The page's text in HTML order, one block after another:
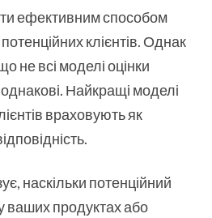
ефективним способом
клієнтів. Однак
не всі моделі оцінки
однакові. Найкращі моделі
враховують як
наскільки потенційний
ваших продуктах або